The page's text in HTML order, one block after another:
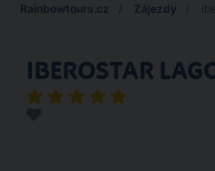
Rainbowtours.cz Zájezdy
IBEROSTAR